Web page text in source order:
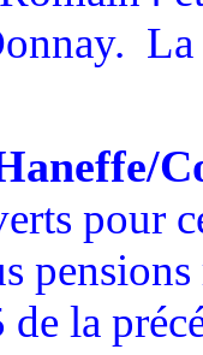
pour
la